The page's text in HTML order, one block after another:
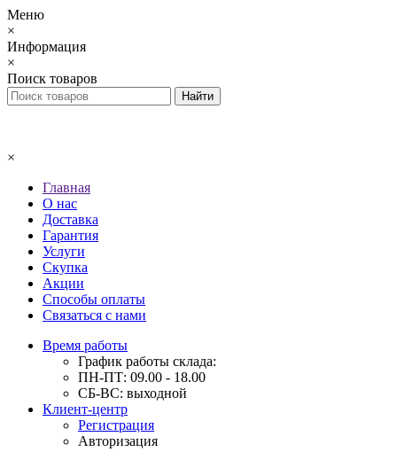
Меню
×
Информация
×
Поиск товаров
×
Главная
О нас
Доставка
Гарантия
Услуги
Скупка
Акции
Способы оплаты
Связаться с нами
Время работы
График работы склада:
ПН-ПТ: 09.00 - 18.00
СБ-ВС: выходной
Клиент-центр
Регистрация
Авторизация